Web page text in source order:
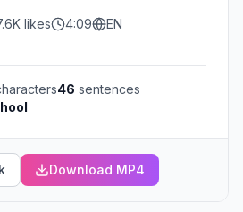
likes 4:09
EN
46 sentences
Download MP4